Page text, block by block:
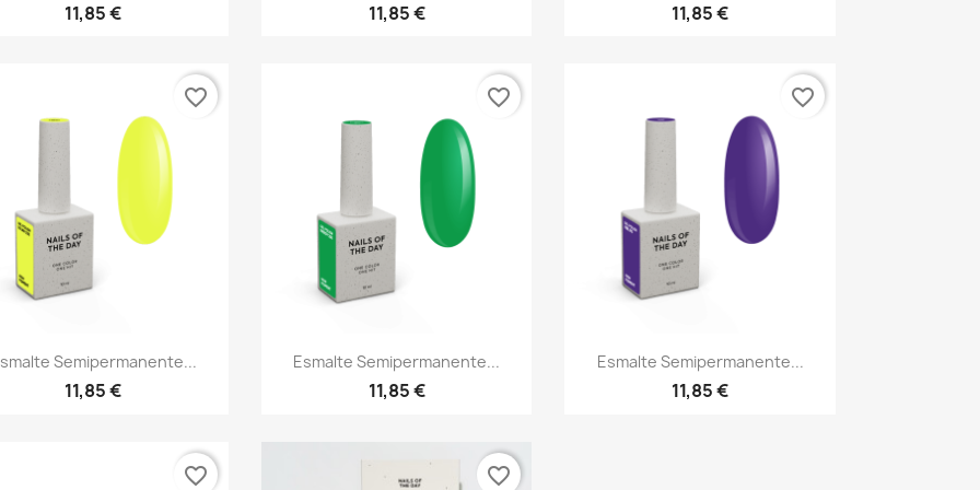
11,85 € 11,85 € 11,85 €
Vista rápida
Semipermanente...
11,85 €
favorite_border
Vista rápida
Esmalte Semipermanente...
11,85 €
favorite_border
Vista rápida
Esmalte Semipermanente...
11,85 €
favorite_border
favorite_border favorite_border